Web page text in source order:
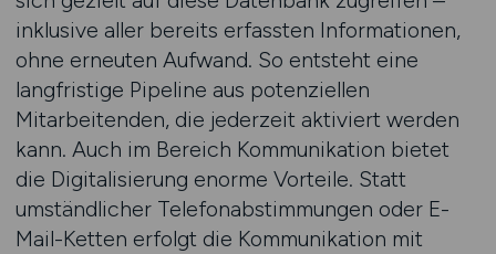
inklusive aller bereits erfassten Informationen,
ohne erneuten Aufwand. So entsteht eine
langfristige Pipeline aus potenziellen
Mitarbeitenden, die jederzeit aktiviert werden
kann. Auch im Bereich Kommunikation bietet
die Digitalisierung enorme Vorteile. Statt
umständlicher Telefonabstimmungen oder E-
Mail-Ketten erfolgt die Kommunikation mit